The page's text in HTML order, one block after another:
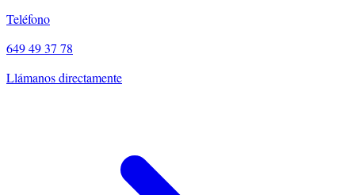
Teléfono
649 49 37 78
Llámanos directamente